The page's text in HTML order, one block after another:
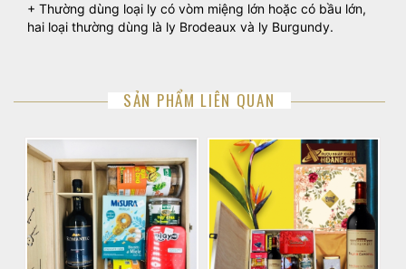
+ Thường dùng loại ly có vòm miệng lớn hoặc có bầu lớn,
hai loại thường dùng là ly Brodeaux và ly Burgundy.
SẢN PHẨM LIÊN QUAN